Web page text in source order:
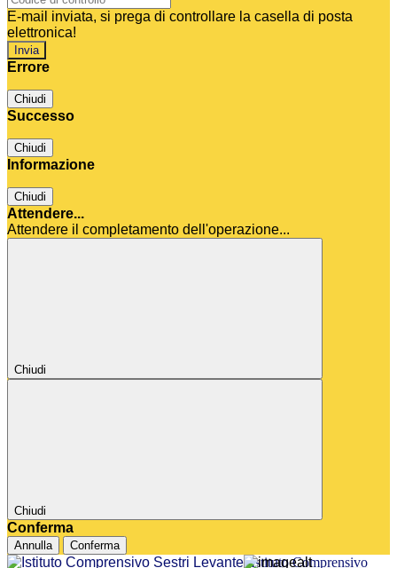
E-mail inviata, si prega di controllare la casella di posta
elettronica!
Errore
Chiudi
Successo
Chiudi
Informazione
Chiudi
Attendere...
Attendere il completamento dell'operazione...
Chiudi
Chiudi
Conferma
Annulla Conferma
Istituto Comprensivo